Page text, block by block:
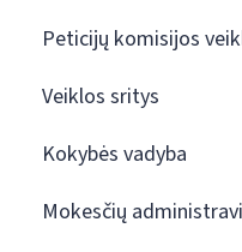
Peticijų komisijos
Veiklos sritys
Kokybės vadyba
Mokesčių